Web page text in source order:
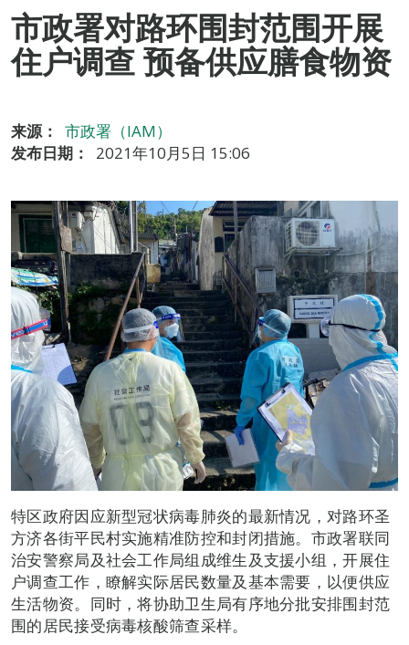
市政署对路环围封范围开展
住户调查 预备供应膳食物资
来源：
市政署（IAM）
发布日期：
2021年10月5日 15:06
特区政府因应新型冠状病毒肺炎的最新情况，对路环圣
方济各街平民村实施精准防控和封闭措施。市政署联同
治安警察局及社会工作局组成维生及支援小组，开展住
户调查工作，瞭解实际居民数量及基本需要，以便供应
生活物资。同时，将协助卫生局有序地分批安排围封范
围的居民接受病毒核酸筛查采样。